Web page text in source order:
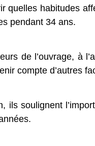
quelles habitudes
pendant 34 ans.
de l’ouvrage, à
compte d’autres
ils soulignent